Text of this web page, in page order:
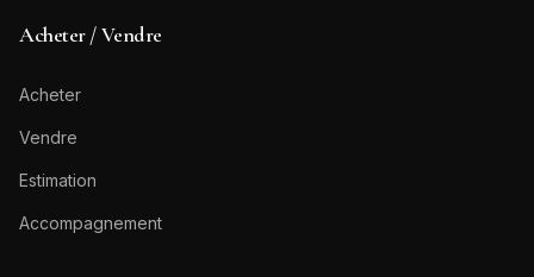
Acheter / Vendre
Acheter
Vendre
Estimation
Accompagnement